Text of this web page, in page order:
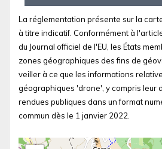
La réglementation présente sur la
à titre indicatif. Conformément à
du Journal officiel de l'EU, les États
zones géographiques des fins de
veiller à ce que les informations
géographiques 'drone', y compris leur
rendues publiques dans un format
commun dès le 1 janvier 2022.